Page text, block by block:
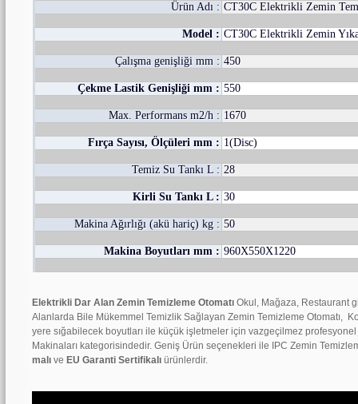
Ürün Adı : CT30C Elektrikli Zemin
Model : CT30C Elektrikli Zemin
Çalışma genişliği mm : 450
Çekme Lastik Genişliği mm : 550
Max. Performans m2/h : 1670
Fırça Sayısı, Ölçüleri mm : 1(Disc)
Temiz Su Tankı L : 28
Kirli Su Tankı L : 30
Makina Ağırlığı (akü hariç) kg : 50
Makina Boyutları mm : 960X550X1220
Elektrikli Dar Alan Zemin Temizleme Otomatı Okul, Mağaza, Restaurant
Alanlarda Bile Mükemmel Temizlik Sağlayan Zemin Temizleme Otomatı,
yere sığabilecek boyutları ile küçük işletmeler için vazgeçilmez
Makinaları kategorisindedir. Geniş Ürün seçenekleri ile IPC Zemin
malı ve EU Garanti Sertifikalı ürünlerdir.